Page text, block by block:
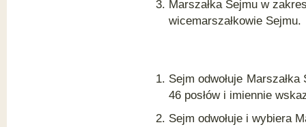
Marszałka Sejmu w
wicemarszałkowie Sejmu.
Sejm odwołuje
46 posłów i imiennie
Sejm odwołuje i wybiera